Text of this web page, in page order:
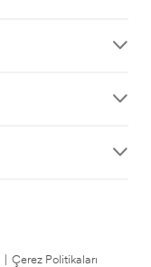
Çerez Politikaları